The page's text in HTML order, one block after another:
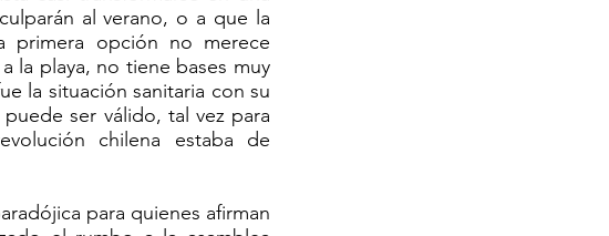
al verano, o a que la
primera opción no merece
la playa, no tiene bases muy
la situación sanitaria con su
ser válido, tal vez para
chilena estaba de
para quienes afirman